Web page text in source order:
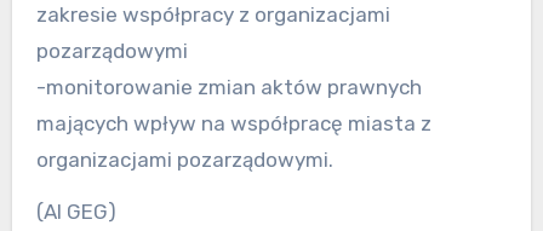
zakresie współpracy z organizacjami
pozarządowymi
-monitorowanie zmian aktów prawnych
mających wpływ na współpracę miasta z
organizacjami pozarządowymi.
(AI GEG)